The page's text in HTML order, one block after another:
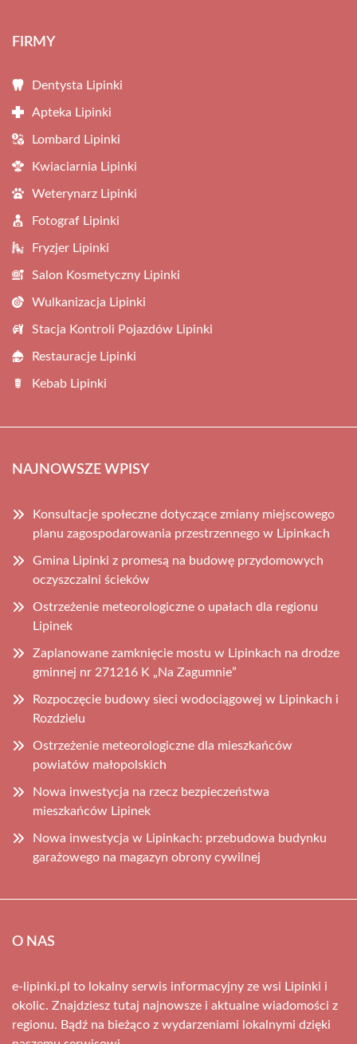
FIRMY
Dentysta Lipinki
Apteka Lipinki
Lombard Lipinki
Kwiaciarnia Lipinki
Weterynarz Lipinki
Fotograf Lipinki
Fryzjer Lipinki
Salon Kosmetyczny Lipinki
Wulkanizacja Lipinki
Stacja Kontroli Pojazdów Lipinki
Restauracje Lipinki
Kebab Lipinki
NAJNOWSZE WPISY
Konsultacje społeczne dotyczące zmiany miejscowego
planu zagospodarowania przestrzennego w Lipinkach
Gmina Lipinki z promesą na budowę przydomowych
oczyszczalni ścieków
Ostrzeżenie meteorologiczne o upałach dla regionu
Lipinek
Zaplanowane zamknięcie mostu w Lipinkach na drodze
gminnej nr 271216 K „Na Zagumnie”
Rozpoczęcie budowy sieci wodociągowej w Lipinkach i
Rozdzielu
Ostrzeżenie meteorologiczne dla mieszkańców
powiatów małopolskich
Nowa inwestycja na rzecz bezpieczeństwa
mieszkańców Lipinek
Nowa inwestycja w Lipinkach: przebudowa budynku
garażowego na magazyn obrony cywilnej
O NAS
e-lipinki.pl to lokalny serwis informacyjny ze wsi Lipinki i
okolic. Znajdziesz tutaj najnowsze i aktualne wiadomości z
regionu. Bądź na bieżąco z wydarzeniami lokalnymi dzięki